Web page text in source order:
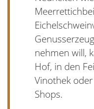
nehmen will,
Hof, in den
Vinothek
Shops.